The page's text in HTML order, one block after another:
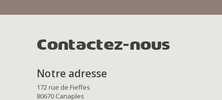
Contactez-nous
Notre adresse
172 rue de Fieffes
80670 Canaples